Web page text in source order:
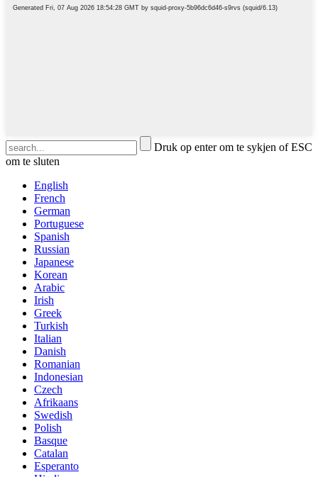
Druk op enter om te sykjen of ESC
om te sluten
English
French
German
Portuguese
Spanish
Russian
Japanese
Korean
Arabic
Irish
Greek
Turkish
Italian
Danish
Romanian
Indonesian
Czech
Afrikaans
Swedish
Polish
Basque
Catalan
Esperanto